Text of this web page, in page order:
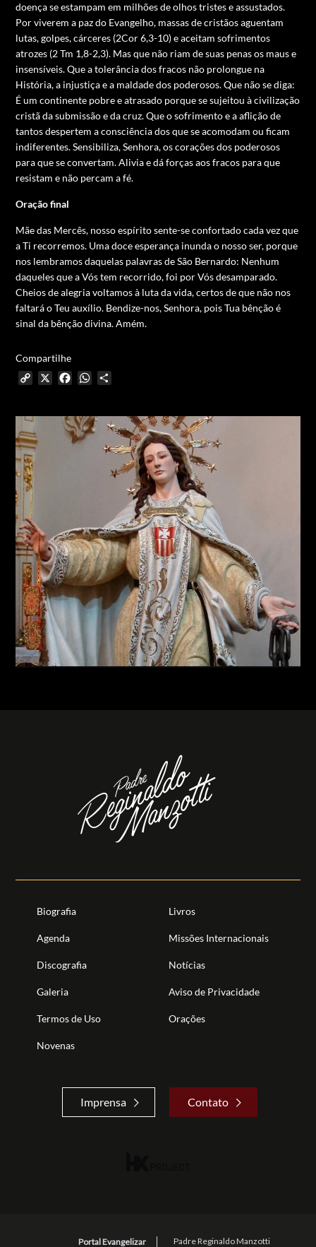
doença se estampam em milhões de olhos tristes e assustados.
Por viverem a paz do Evangelho, massas de cristãos aguentam
lutas, golpes, cárceres (2Cor 6,3-10) e aceitam sofrimentos
atrozes (2 Tm 1,8-2,3). Mas que não riam de suas penas os maus e
insensíveis. Que a tolerância dos fracos não prolongue na
História, a injustiça e a maldade dos poderosos. Que não se diga:
É um continente pobre e atrasado porque se sujeitou à civilização
cristã da submissão e da cruz. Que o sofrimento e a aflição de
tantos despertem a consciência dos que se acomodam ou ficam
indiferentes. Sensibiliza, Senhora, os corações dos poderosos
para que se convertam. Alivia e dá forças aos fracos para que
resistam e não percam a fé.
Oração final
Mãe das Mercês, nosso espírito sente-se confortado cada vez que
a Ti recorremos. Uma doce esperança inunda o nosso ser, porque
nos lembramos daquelas palavras de São Bernardo: Nenhum
daqueles que a Vós tem recorrido, foi por Vós desamparado.
Cheios de alegria voltamos à luta da vida, certos de que não nos
faltará o Teu auxílio. Bendize-nos, Senhora, pois Tua bênção é
sinal da bênção divina. Amém.
Compartilhe
Copy X FacebookWhatsApp
Biografia Livros
Agenda Missões Internacionais
Discografia Notícias
Galeria Aviso de Privacidade
Termos de Uso Orações
Novenas
Imprensa Contato